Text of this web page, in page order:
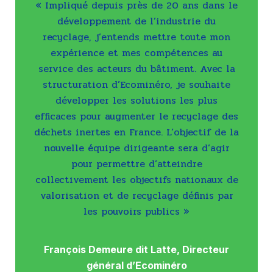
« Impliqué depuis près de 20 ans dans le
développement de l’industrie du
recyclage, j’entends mettre toute mon
expérience et mes compétences au
service des acteurs du bâtiment. Avec la
structuration d’Ecominéro, je souhaite
développer les solutions les plus
efficaces pour augmenter le recyclage des
déchets inertes en France. L’objectif de la
nouvelle équipe dirigeante sera d’agir
pour permettre d’atteindre
collectivement les objectifs nationaux de
valorisation et de recyclage définis par
les pouvoirs publics »
François Demeure dit Latte, Directeur
général d’Ecominéro